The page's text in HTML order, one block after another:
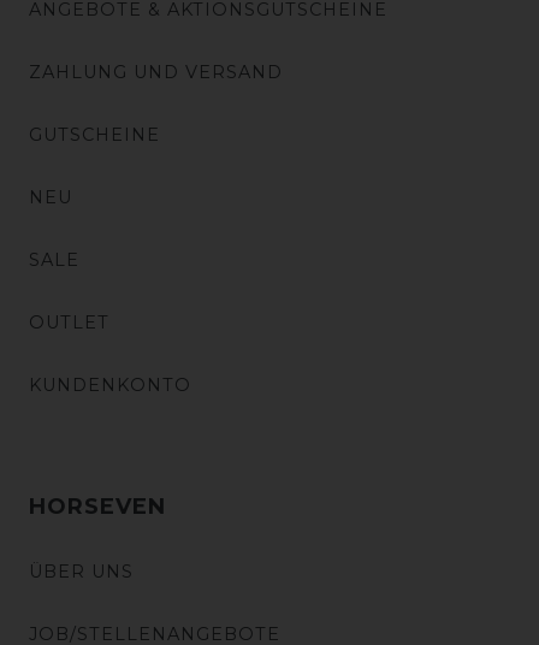
ANGEBOTE & AKTIONSGUTSCHEINE
ZAHLUNG UND VERSAND
GUTSCHEINE
NEU
SALE
OUTLET
KUNDENKONTO
HORSEVEN
ÜBER UNS
JOB/STELLENANGEBOTE